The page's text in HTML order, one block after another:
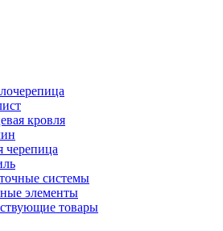
кровля
черепица
системы
элементы
товары